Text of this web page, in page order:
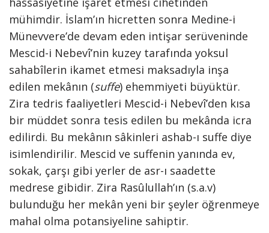
mühimdir. İslam’ın hicretten sonra Medine-i
Münevvere’de devam eden intişar serüveninde
Mescid-i Nebevî’nin kuzey tarafında yoksul
sahabîlerin ikamet etmesi maksadıyla inşa
edilen mekânın (suffe) ehemmiyeti büyüktür.
Zira tedris faaliyetleri Mescid-i Nebevî’den kısa
bir müddet sonra tesis edilen bu mekânda icra
edilirdi. Bu mekânın sâkinleri ashab-ı suffe diye
isimlendirilir. Mescid ve suffenin yanında ev,
sokak, çarşı gibi yerler de asr-ı saadette
medrese gibidir. Zira Rasûlullah’ın (s.a.v)
bulunduğu her mekân yeni bir şeyler öğrenmeye
mahal olma potansiyeline sahiptir.